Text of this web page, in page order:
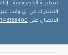
سياسة الخصوصية .
الاشتراك في أي وقت عبر
الاتصال على